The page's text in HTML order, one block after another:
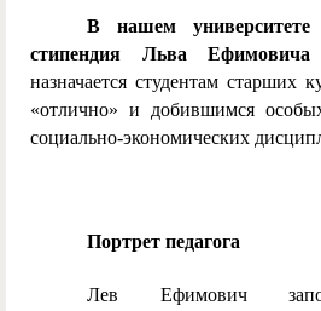
В нашем университете
стипендия Льва Ефимовича
назначается студентам старших
«отлично» и добившимся
социально-экономических
Портрет педагога
Лев Ефимович